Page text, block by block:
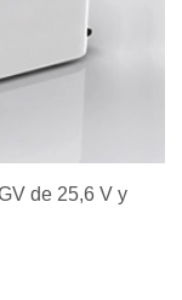
de 25,6 V y